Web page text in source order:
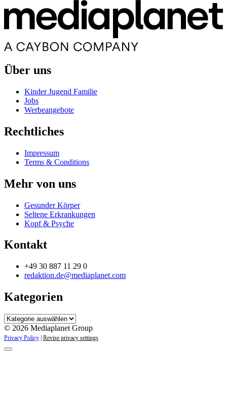
Über uns
Kinder Jugend Familie
Jobs
Werbeangebote
Rechtliches
Impressum
Terms & Conditions
Mehr von uns
Gesunder Körper
Seltene Erkrankungen
Kopf & Psyche
Kontakt
+49 30 887 11 29 0
redaktion.de@mediaplanet.com
Kategorien
Kategorien
© 2026 Mediaplanet Group
Privacy Policy Revise privacy settings